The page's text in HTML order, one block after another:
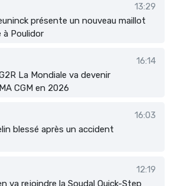
13:29
présente un nouveau maillot
à Poulidor
16:14
La Mondiale va devenir
CGM en 2026
16:03
blessé après un accident
12:19
va rejoindre la Soudal Quick-Step